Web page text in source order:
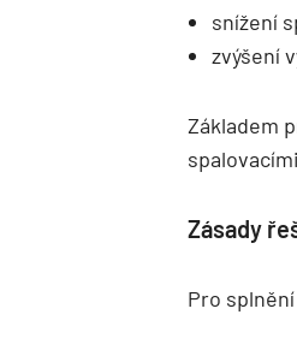
snížení
zvýšení
Základem
Zásady
Pro